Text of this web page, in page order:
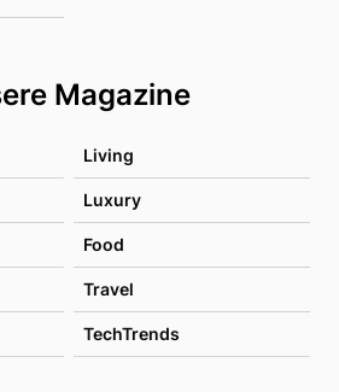
Magazine
Living
Luxury
Food
Travel
TechTrends